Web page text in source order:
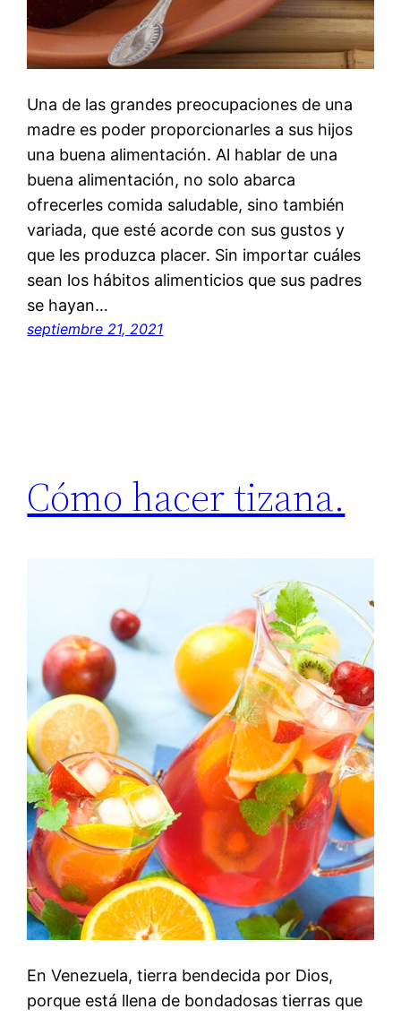
Una de las grandes preocupaciones de una
madre es poder proporcionarles a sus hijos
una buena alimentación. Al hablar de una
buena alimentación, no solo abarca
ofrecerles comida saludable, sino también
variada, que esté acorde con sus gustos y
que les produzca placer. Sin importar cuáles
sean los hábitos alimenticios que sus padres
se hayan…
septiembre 21, 2021
Cómo hacer tizana.
En Venezuela, tierra bendecida por Dios,
porque está llena de bondadosas tierras que